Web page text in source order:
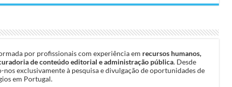
por profissionais com experiência em recursos humanos,
de conteúdo editorial e administração pública. Desde
nos exclusivamente à pesquisa e divulgação de oportunidades de
em Portugal.